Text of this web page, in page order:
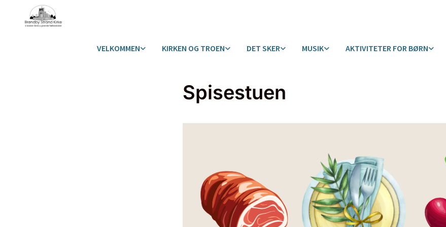
VELKOMMEN KIRKEN OG TROEN DET SKER MUSIK AKTIVITETER FOR BØRN
Spisestuen